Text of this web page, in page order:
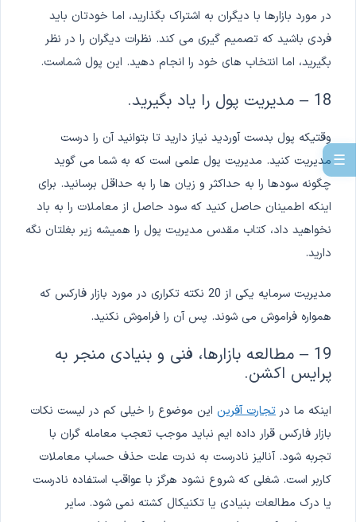
در مورد بازارها با دیگران به اشتراک بگذارید، اما خودتان باید
فردی باشید که تصمیم گیری می کند. نظرات دیگران را در نظر
بگیرید، اما انتخاب های خود را انجام دهید. این پول شماست.
18 – مدیریت پول را یاد بگیرید.
وقتیکه پول بدست آوردید نیاز دارید تا بتوانید آن را درست
مدیریت کنید. مدیریت پول علمی است که به شما می گوید
چگونه سودها را به حداکثر و زیان ها را به حداقل برسانید. برای
اینکه اطمینان حاصل کنید که سود حاصل از معاملات را به باد
نخواهید داد، کتاب مقدس مدیریت پول را همیشه زیر بغلتان نگه
دارید.
مدیریت سرمایه یکی از 20 نکته تکراری در مورد بازار فارکس که
همواره فراموش می شوند. پس آن را فراموش نکنید.
19 – مطالعه بازارها، فنی و بنیادی منجر به
پرایس اکشن.
اینکه ما در تجارت آفرین این موضوع را خیلی کم در لیست نکات
بازار فارکس قرار داده ایم نباید موجب تعجب معامله گران با
تجربه شود. آنالیز نادرست به ندرت علت حذف حساب معاملات
کاربر است. شغلی که شروع نشود هرگز با عواقب استفاده نادرست
یا درک مطالعات بنیادی یا تکنیکال کشته نمی شود. سایر
☰